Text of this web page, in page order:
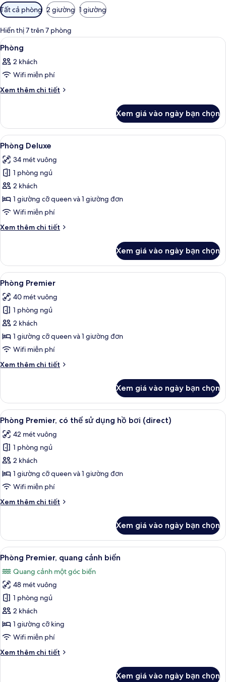
Bộ
lọc
có
thể
dùng
để
lọc
tìm
phòng
Tất cả phòng 2 giường 1 giường
Hiển thị 7 trên 7 phòng
Xem
tất
cả
ảnh
Phòng
8
Phòng
2 khách
Wifi miễn phí
Xem thêm chi tiết
Chi
Phòng
Xem giá vào ngày bạn chọn
Xem
tất
cả
ảnh
Phòng
Deluxe
Phòng Deluxe | Két bảo mật tại
6
Phòng Deluxe
34 mét vuông
1 phòng ngủ
2 khách
1 giường cỡ queen và 1 giường đơn
Wifi miễn phí
Xem thêm chi tiết
Chi
Phòng
Deluxe
Xem giá vào ngày bạn chọn
Xem
tất
cả
ảnh
Phòng
Premier
Phòng Premier | Két bảo mật tại
6
Phòng Premier
40 mét vuông
1 phòng ngủ
2 khách
1 giường cỡ queen và 1 giường đơn
Wifi miễn phí
Xem thêm chi tiết
Chi
Phòng
Premier
Xem giá vào ngày bạn chọn
Xem
tất
cả
ảnh
Phòng
Premier,
có
sử
bơi
(direct)
Phòng Premier, có thể sử dụng hồ
7
Phòng Premier, có thể sử dụng hồ bơi (direct)
42 mét vuông
1 phòng ngủ
2 khách
1 giường cỡ queen và 1 giường đơn
Wifi miễn phí
Xem thêm chi tiết
Chi
Phòng
Premier,
có
sử
dụng
hồ
bơi
(direct)
Xem giá vào ngày bạn chọn
Xem
tất
cả
ảnh
Phòng
Premier,
quang
cảnh
Phòng Premier, quang cảnh biển |
8
Phòng Premier, quang cảnh biển
Quang cảnh một góc biển
48 mét vuông
1 phòng ngủ
2 khách
1 giường cỡ king
Wifi miễn phí
Xem thêm chi tiết
Chi
Xem giá vào ngày bạn chọn